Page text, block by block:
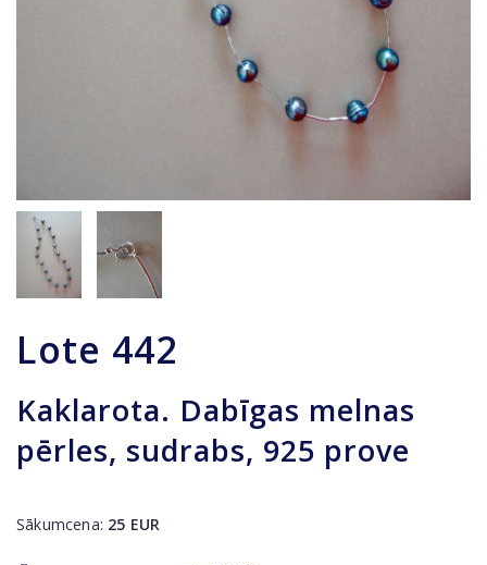
Lote 442
Kaklarota. Dabīgas melnas
pērles, sudrabs, 925 prove
Sākumcena: 25 EUR